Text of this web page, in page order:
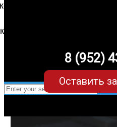
8 (952)
Оставить